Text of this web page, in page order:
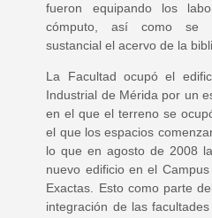
fueron equipando los
cómputo, así como se
sustancial el acervo de la
La Facultad ocupó el
Industrial de Mérida por un
en el que el terreno se
el que los espacios
lo que en agosto de 2008
nuevo edificio en el
Exactas. Esto como parte
integración de las